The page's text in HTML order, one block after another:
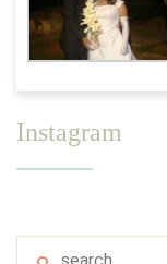
Instagram